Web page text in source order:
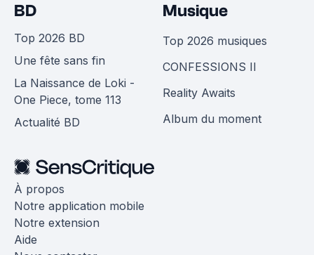
BD
Top 2026 BD
Une fête sans fin
La Naissance de Loki -
One Piece, tome 113
Actualité BD
Musique
Top 2026 musiques
CONFESSIONS II
Reality Awaits
Album du moment
À propos
Notre application mobile
Notre extension
Aide